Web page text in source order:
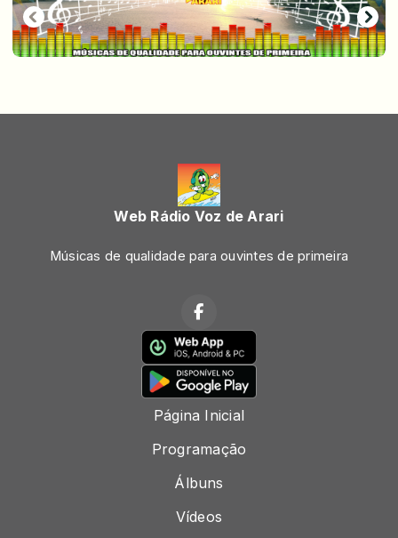
Web Rádio Voz de Arari
Músicas de qualidade para ouvintes de primeira
Página Inicial
Programação
Álbuns
Vídeos